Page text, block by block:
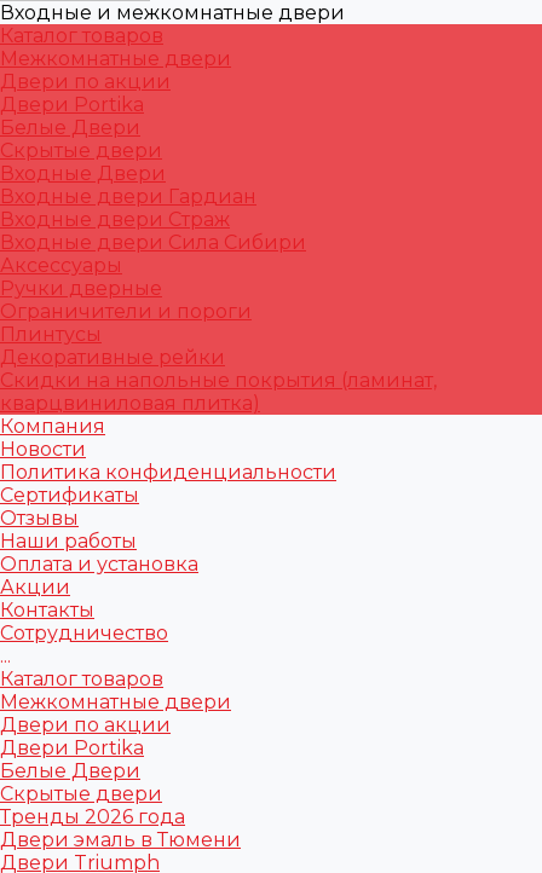
Входные и межкомнатные двери
Каталог товаров
Межкомнатные двери
Двери по акции
Двери Portika
Белые Двери
Скрытые двери
Входные Двери
Входные двери Гардиан
Входные двери Страж
Входные двери Сила Сибири
Аксессуары
Ручки дверные
Ограничители и пороги
Плинтусы
Декоративные рейки
Скидки на напольные покрытия (ламинат,
кварцвиниловая плитка)
Компания
Новости
Политика конфиденциальности
Сертификаты
Отзывы
Наши работы
Оплата и установка
Акции
Контакты
Сотрудничество
...
Каталог товаров
Межкомнатные двери
Двери по акции
Двери Portika
Белые Двери
Скрытые двери
Тренды 2026 года
Двери эмаль в Тюмени
Двери Triumph